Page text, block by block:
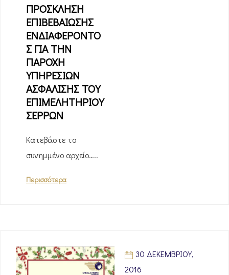
ΠΡΟΣΚΛΗΣΗ
ΕΠΙΒΕΒΑΙΩΣΗΣ
ΕΝΔΙΑΦΕΡΟΝΤΟ
Σ ΓΙΑ ΤΗΝ
ΠΑΡΟΧΗ
ΥΠΗΡΕΣΙΩΝ
ΑΣΦΑΛΙΣΗΣ ΤΟΥ
ΕΠΙΜΕΛΗΤΗΡΙΟΥ
ΣΕΡΡΩΝ
Κατεβάστε το
συνημμένο αρχείο…..
Περισσότερα
30 ΔΕΚΕΜΒΡΊΟΥ,
2016